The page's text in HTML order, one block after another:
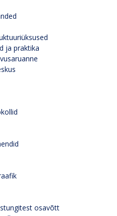
ja praktika
osavõtt